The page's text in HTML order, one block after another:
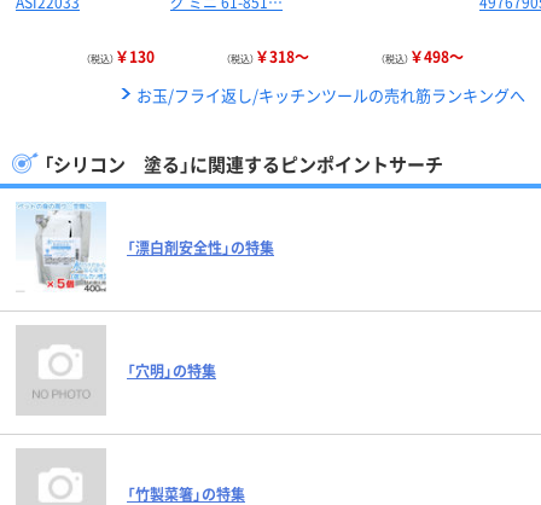
（税込） ￥130 （税込） ￥318～ （税込） ￥498～
お玉/フライ返し/キッチンツールの売れ筋ランキングへ
「シリコン 塗る」に関連するピンポイントサーチ
「漂白剤安全性」の特集
「穴明」の特集
「竹製菜箸」の特集